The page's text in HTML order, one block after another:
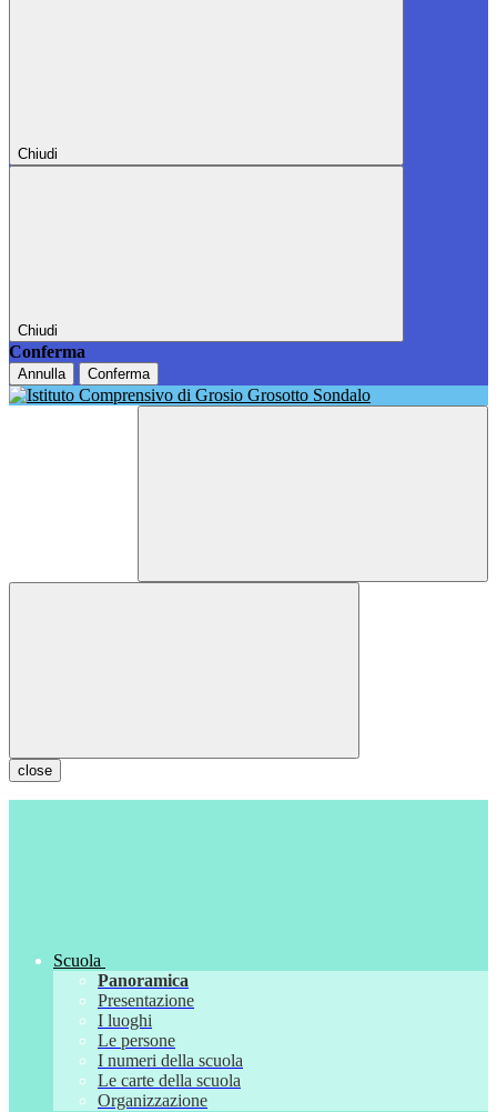
Chiudi
Chiudi
Conferma
Annulla Conferma
close
Scuola
Panoramica
Presentazione
I luoghi
Le persone
I numeri della scuola
Le carte della scuola
Organizzazione